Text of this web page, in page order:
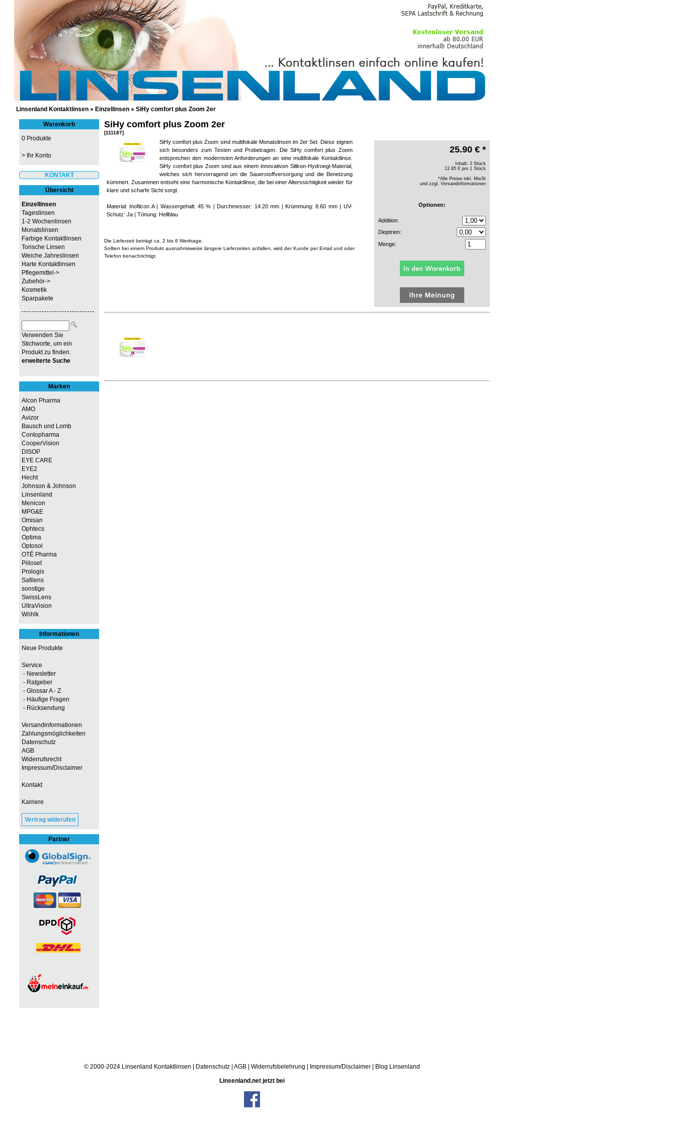
GÜNSTIGE KONTAKTLINSEN UND PFLEGEMITTEL
Linsenland Kontaktlinsen » Einzellinsen » SiHy comfort plus Zoom 2er
Warenkorb
0 Produkte
> Ihr Konto
KONTAKT
Übersicht
Einzellinsen
Tageslinsen
1-2 Wochenlinsen
Monatslinsen
Farbige Kontaktlinsen
Torische Linsen
Weiche Jahreslinsen
Harte Kontaktlinsen
Pflegemittel->
Zubehör->
Kosmetik
Sparpakete
Verwenden Sie
Stichworte, um ein
Produkt zu finden.
erweiterte Suche
Marken
Alcon Pharma
AMO
Avizor
Bausch und Lomb
Contopharma
CooperVision
DISOP
EYE CARE
EYE2
Hecht
Johnson & Johnson
Linsenland
Menicon
MPG&E
Omisan
Ophtecs
Optima
Optosol
OTÉ Pharma
Piiloset
Prologis
Safilens
sonstige
SwissLens
UltraVision
Wöhlk
Informationen
Neue Produkte
Service
- Newsletter
- Ratgeber
- Glossar A - Z
- Häufige Fragen
- Rücksendung
Versandinformationen
Zahlungsmöglichkeiten
Datenschutz
AGB
Widerrufsrecht
Impressum/Disclaimer
Kontakt
Karriere
Vertrag widerufen
Partner
SiHy comfort plus Zoom 2er
[111187]
SiHy comfort plus Zoom sind multifokale Monatslinsen im 2er Set. Diese eignen
sich besonders zum Testen und Probetragen. Die SiHy comfort plus Zoom
entsprechen den modernsten Anforderungen an eine multifokale Kontaktlinse.
SiHy comfort plus Zoom sind aus einem innovativen Silikon-Hydroegl-Material,
welches sich hervorragend um die Sauerstoffversorgung und die Benetzung
kümmert. Zusammen entseht eine harmonische Kontaktlinse, die bei einer Alterssichtigkeit wieder für
klare und scharfe Sicht sorgt.
Material: Inofilcon A | Wassergehalt: 45 % | Durchmesser: 14.20 mm | Krümmung: 8.60 mm | UV-
Schutz: Ja | Tönung: Hellblau
Die Lieferzeit beträgt ca. 2 bis 6 Werktage.
Sollten bei einem Produkt ausnahmsweise längere Lieferzeiten anfallen, wird der Kunde per Email und oder
Telefon benachrichtigt.
25.90 € *
Inhalt: 2 Stück
12.95 € pro 1 Stück
*Alle Preise inkl. MwSt
und zzgl. Versandinformationen
Optionen:
Addition:
Dioptrien:
Menge:
© 2000-2024 Linsenland Kontaktlinsen Datenschutz AGB Widerrufsbelehrung Impressum/Disclaimer
Blog Linsenland
Linsenland.net jetzt bei